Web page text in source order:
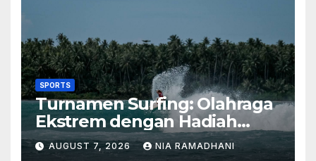
SPORTS
Turnamen Surfing: Olahraga
Ekstrem dengan Hadiah
Besar
AUGUST 7, 2026 NIA RAMADHANI